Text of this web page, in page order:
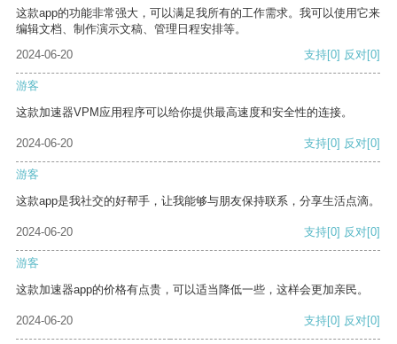
这款app的功能非常强大，可以满足我所有的工作需求。我可以使用它来
编辑文档、制作演示文稿、管理日程安排等。
2024-06-20
支持[0] 反对[0]
游客
这款加速器VPM应用程序可以给你提供最高速度和安全性的连接。
2024-06-20 支持[0] 反对[0]
游客
这款app是我社交的好帮手，让我能够与朋友保持联系，分享生活点滴。
2024-06-20 支持[0] 反对[0]
游客
这款加速器app的价格有点贵，可以适当降低一些，这样会更加亲民。
2024-06-20 支持[0] 反对[0]